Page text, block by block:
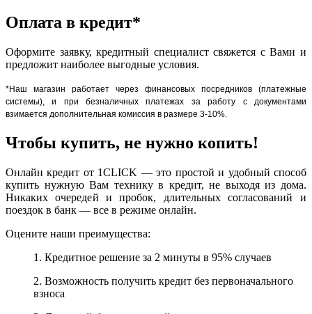
Оплата в кредит*
Оформите заявку, кредитный специалист свяжется с Вами и
предложит наиболее выгодные условия.
*Наш магазин работает через финансовых посредников (платежные
системы), и при безналичных платежах за работу с документами
взимается дополнительная комиссия в размере 3-10%.
Чтобы купить, не нужно копить!
Онлайн кредит от 1CLICK — это простой и удобный способ
купить нужную Вам технику в кредит, не выходя из дома.
Никаких очередей и пробок, длительных согласований и
поездок в банк — все в режиме онлайн.
Оцените наши преимущества:
1. Кредитное решение за 2 минуты в 95% случаев
2. Возможность получить кредит без первоначального
взноса